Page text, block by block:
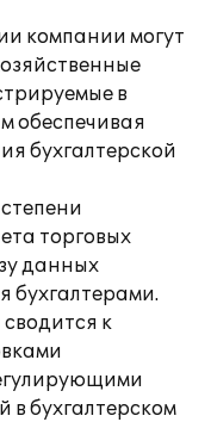
компании могут
в
обеспечивая
бухгалтерской
торговых
данных
бухгалтерами.
к
в бухгалтерском